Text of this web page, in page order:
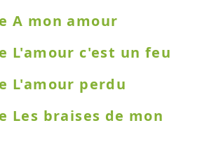
A mon amour
L'amour c'est un feu
L'amour perdu
Les braises de mon